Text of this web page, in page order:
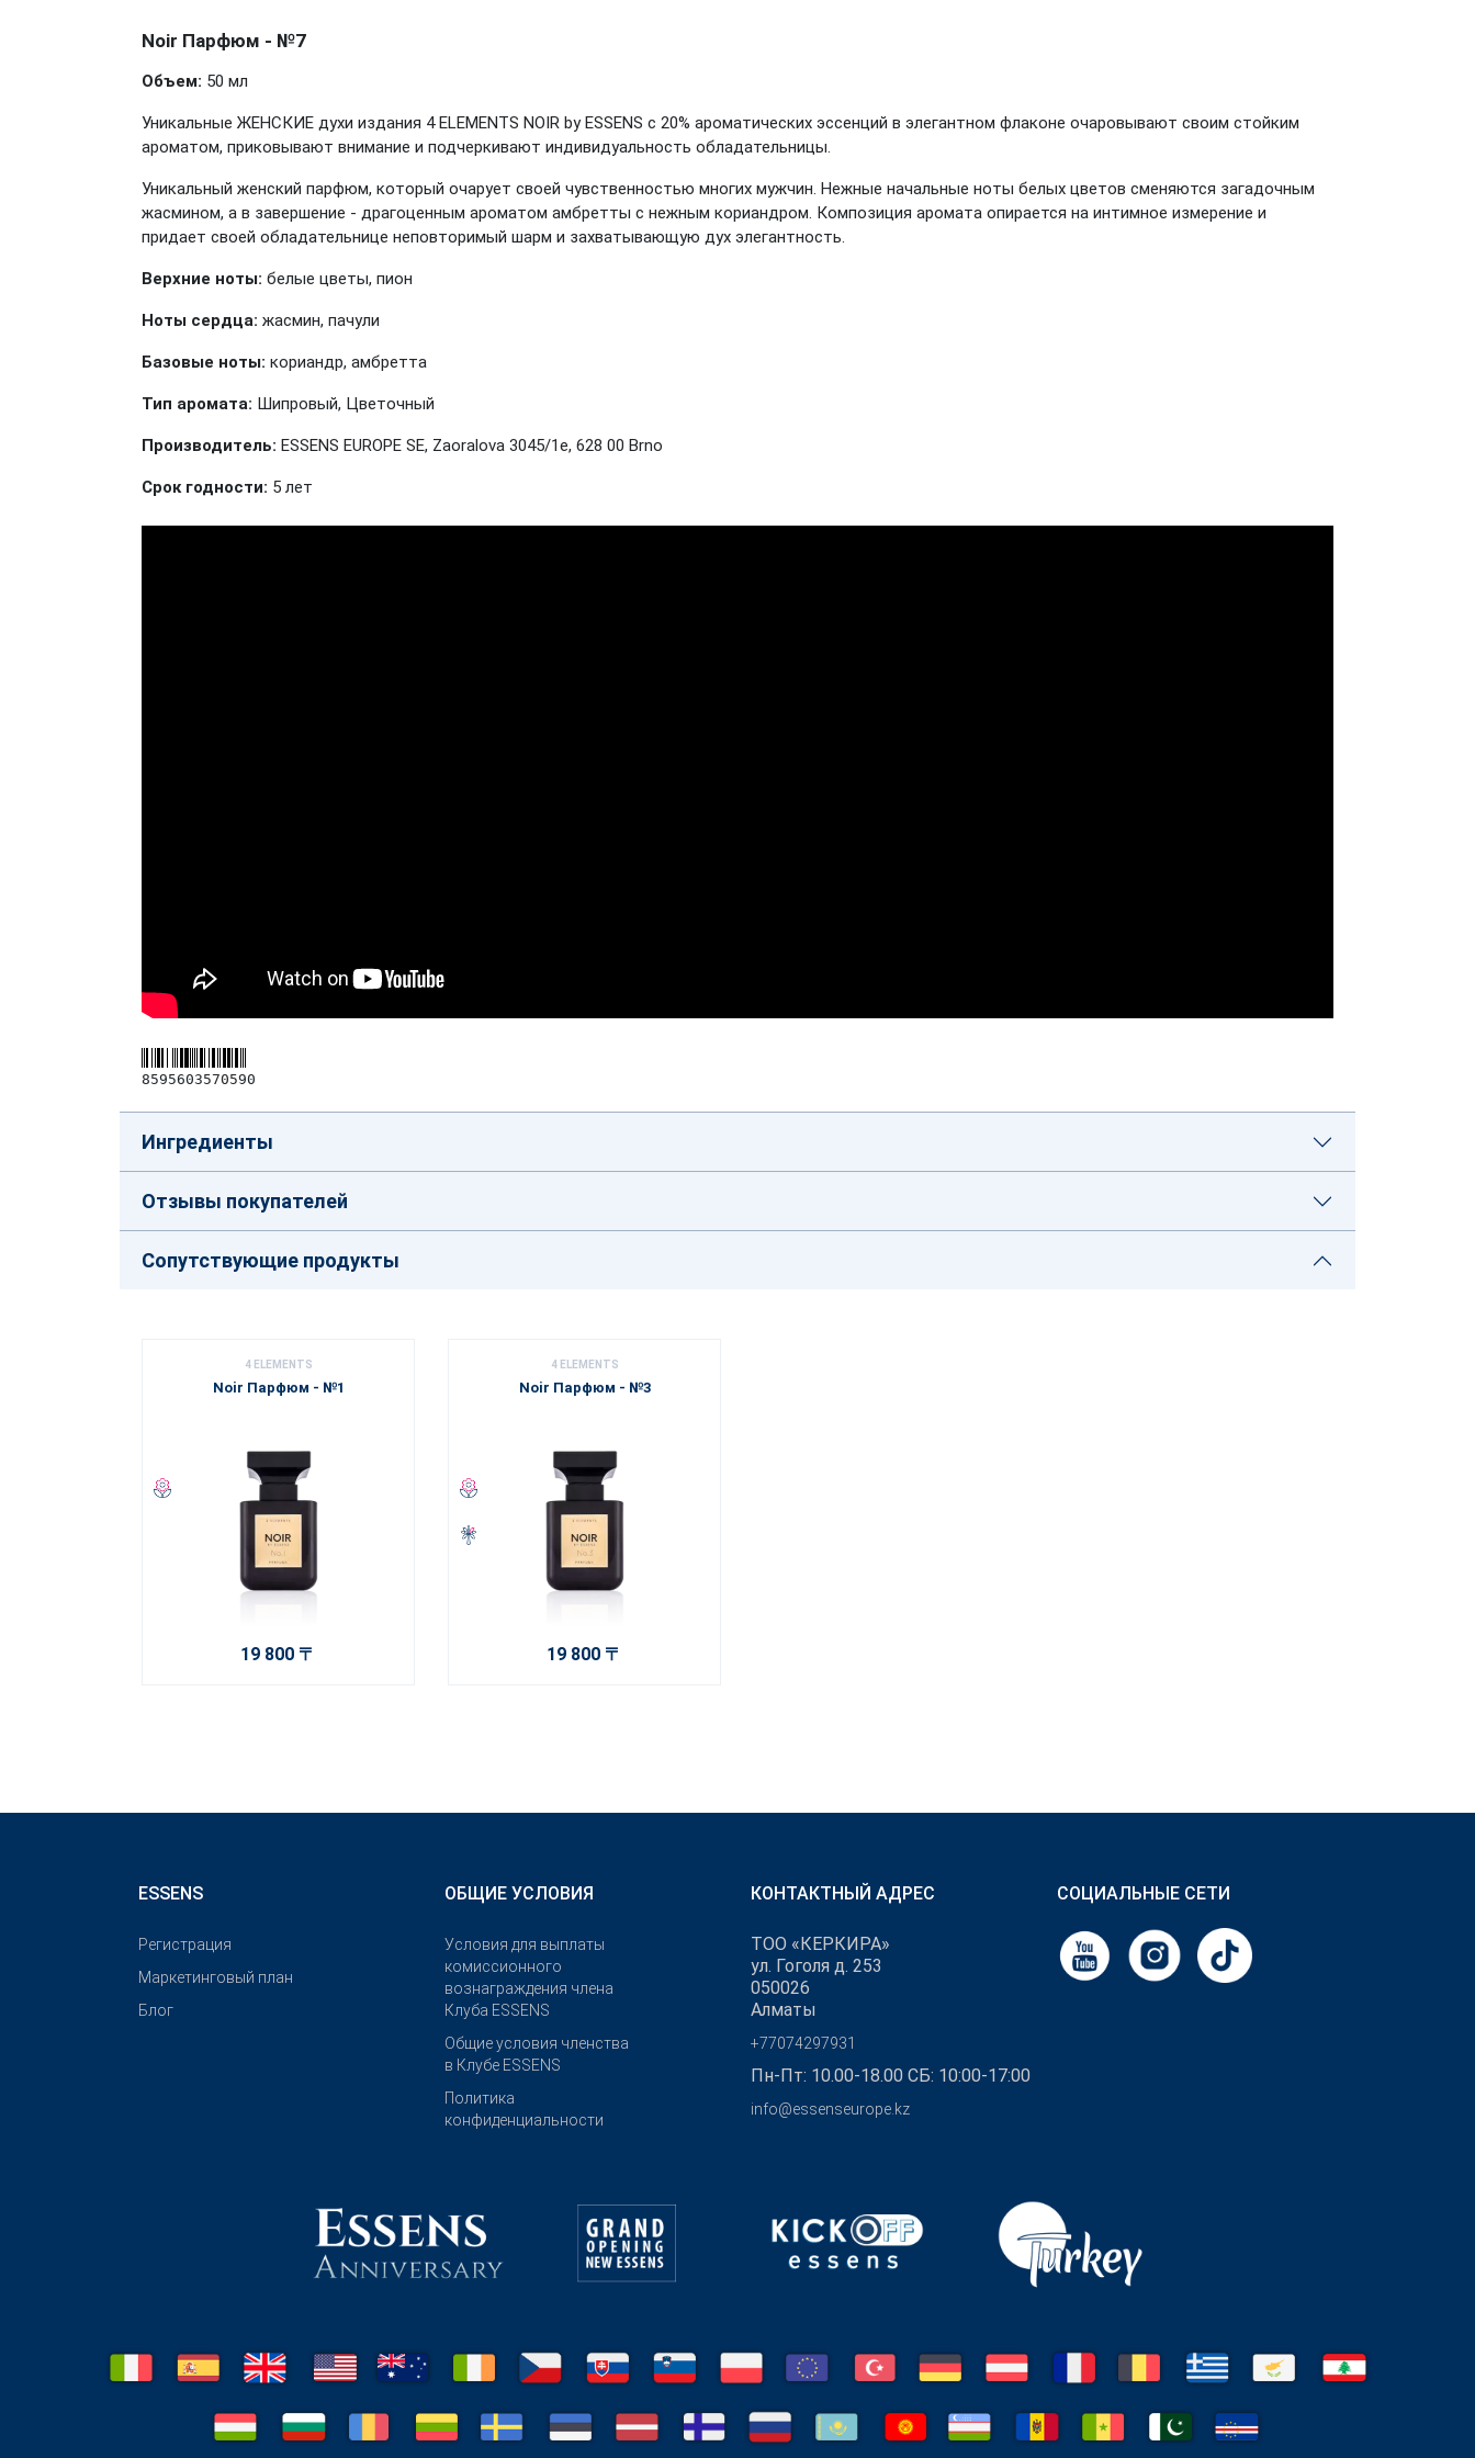
Noir Парфюм - №7
Объем: 50 мл
Уникальные ЖЕНСКИЕ духи издания 4 ELEMENTS NOIR by ESSENS с 20% ароматических эссенций в элегантном флаконе очаровывают своим стойким
ароматом, приковывают внимание и подчеркивают индивидуальность обладательницы.
Уникальный женский парфюм, который очарует своей чувственностью многих мужчин. Нежные начальные ноты белых цветов сменяются загадочным
жасмином, а в завершение - драгоценным ароматом амбретты с нежным кориандром. Композиция аромата опирается на интимное измерение и
придает своей обладательнице неповторимый шарм и захватывающую дух элегантность.
Верхние ноты: белые цветы, пион
Ноты сердца: жасмин, пачули
Базовые ноты: кориандр, амбретта
Тип аромата: Шипровый, Цветочный
Производитель: ESSENS EUROPE SE, Zaoralova 3045/1e, 628 00 Brno
Срок годности: 5 лет
8595603570590
Ингредиенты
Отзывы покупателей
Сопутствующие продукты
4 ELEMENTS
Noir Парфюм - №1
19 800 〒
4 ELEMENTS
Noir Парфюм - №3
19 800 〒
ESSENS
Pегистрация
Маркетинговый план
Блог
ОБЩИЕ УСЛОВИЯ
Условия для выплаты
комиссионного
вознаграждения члена
Клуба ESSENS
Общие условия членства
в Клубе ESSENS
Политика
конфиденциальности
КОНТАКТНЫЙ АДРЕС
ТОО «КЕРКИРА»
ул. Гоголя д. 253
050026
Алматы
+77074297931
Пн-Пт: 10.00-18.00 СБ: 10:00-17:00
info@essenseurope.kz
СОЦИАЛЬНЫЕ СЕТИ